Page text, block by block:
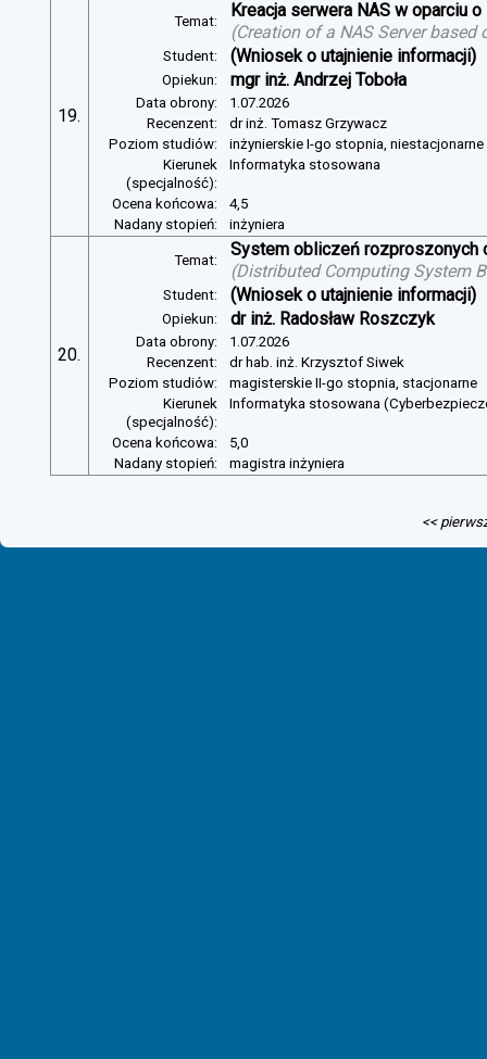
19.
Temat:
Kreacja serwera NAS w oparciu
(Creation of a NAS Server based
Student: (Wniosek o utajnienie informacji)
Opiekun: mgr inż. Andrzej Toboła
Data obrony:
1.07.2026
Recenzent:
dr inż. Tomasz Grzywacz
Poziom studiów:
inżynierskie I-go stopnia, niestacjonarne
Kierunek
(specjalność):
Informatyka stosowana
Ocena końcowa:
4,5
Nadany stopień:
inżyniera
20.
Temat:
System obliczeń rozproszonych
(Distributed Computing System
Student: (Wniosek o utajnienie informacji)
Opiekun: dr inż. Radosław Roszczyk
Data obrony:
1.07.2026
Recenzent:
dr hab. inż. Krzysztof Siwek
Poziom studiów:
magisterskie II-go stopnia, stacjonarne
Kierunek
(specjalność):
Informatyka stosowana
Ocena końcowa:
5,0
Nadany stopień:
magistra inżyniera
<<